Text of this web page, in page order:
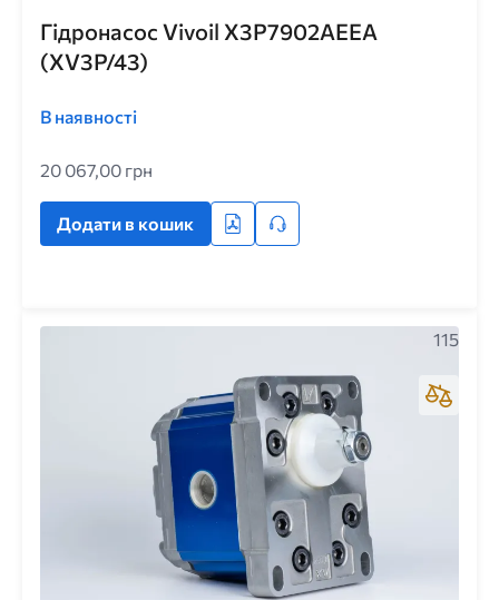
Гідронасос Vivoil X3P7902AEEA
(XV3P/43)
В наявності
20 067,00 грн
Додати в кошик
115